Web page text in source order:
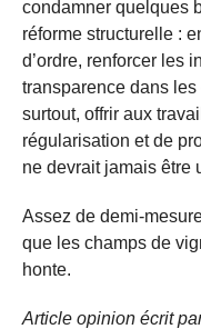
condamner quelques
réforme structurelle :
d’ordre, renforcer les
transparence dans
surtout, offrir aux
régularisation et de
ne devrait jamais être
Assez de demi-
que les champs de
honte.
Article opinion écrit